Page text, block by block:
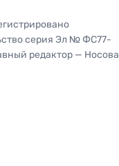
серия Эл № ФС77-
редактор — Носова